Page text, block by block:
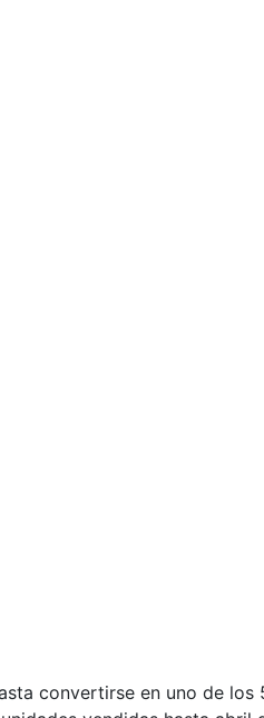
convertirse en uno de los